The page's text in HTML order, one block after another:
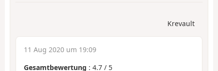
Krevault
11 Aug 2020 um 19:09
Gesamtbewertung : 4.7 / 5